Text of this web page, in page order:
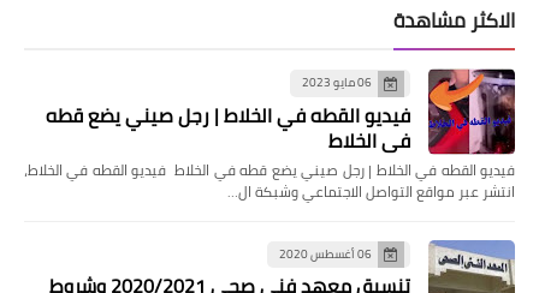
الاكثر مشاهدة
06 مايو 2023
فيديو القطه في الخلاط | رجل صيني يضع قطه
في الخلاط
فيديو القطه في الخلاط | رجل صيني يضع قطه في الخلاط فيديو القطه في الخلاط،
انتشر عبر مواقع التواصل الاجتماعي وشبكة ال…
06 أغسطس 2020